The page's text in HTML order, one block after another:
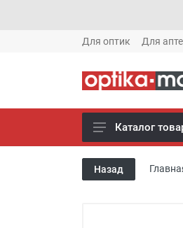
Для оптик Для
Новое готовые
Новое солнце
Каталог
Назад